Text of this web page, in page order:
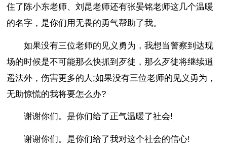
住了陈小东老师、刘昆老师还有张晏铭老师这几个温暖
的名字，是你们用无畏的勇气帮助了我。
如果没有三位老师的见义勇为，我想当警察到达现
场的时候是不可能那么快抓到歹徒，那么歹徒将继续逍
遥法外，伤害更多的人;如果没有三位老师的见义勇为，
无助惊慌的我将要怎么办?
谢谢你们。是你们给了正气温暖了社会!
谢谢你们。是你们给了我对这个社会的信心!